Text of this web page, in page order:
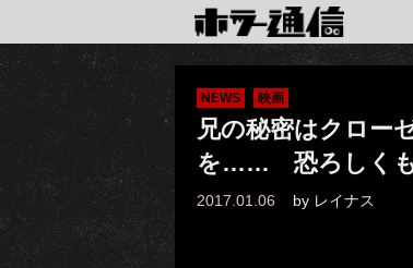
NEWS 映画
兄の秘密はクロー
を…… 恐ろしくも
2017.01.06 by レイナス